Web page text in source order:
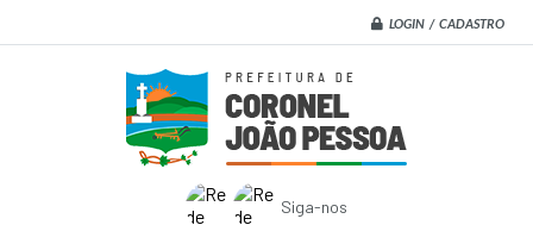
LOGIN / CADASTRO
Siga-nos